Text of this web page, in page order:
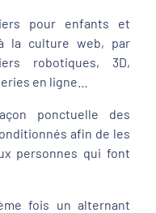
pour enfants et
la culture web, par
robotiques, 3D,
en ligne…
ponctuelle des
afin de les
personnes qui font
fois un alternant